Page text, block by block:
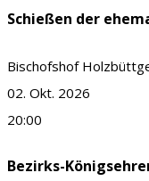
Schießen der
Bischofshof
02. Okt. 2026
20:00
Bezirks-